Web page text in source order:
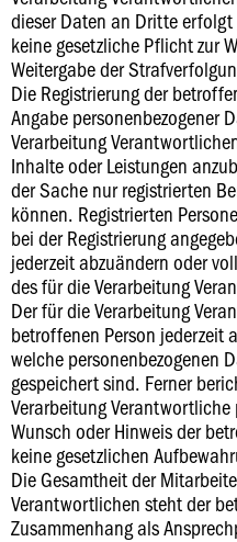
dieser Daten an Dritte
keine gesetzliche Pflicht zur
Weitergabe der
Die Registrierung der
Angabe personenbezogener
Verarbeitung
Inhalte oder Leistungen
der Sache nur registrierten
können. Registrierten
bei der Registrierung
jederzeit abzuändern oder
des für die Verarbeitung
Der für die Verarbeitung
betroffenen Person jederzeit
welche personenbezogenen
gespeichert sind. Ferner
Verarbeitung
Wunsch oder Hinweis der
keine gesetzlichen
Die Gesamtheit der
Verantwortlichen steht der
Zusammenhang als